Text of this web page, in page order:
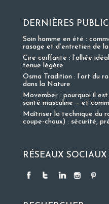
DERNIÈRES
Soin homme en été :
rasage et d’entretien de
Cire coiffante : l’alliée
tenue légère
Osma Tradition : l’art du
dans la Nature
Movember : pourquoi il
santé masculine — et
Maîtriser la technique du
coupe-choux) : sécurité,
RÉSEAUX SOCIAUX